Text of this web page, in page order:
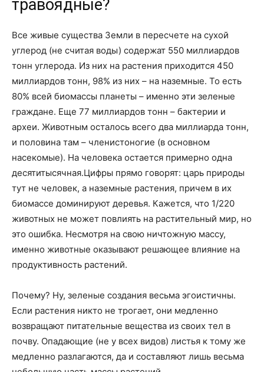
травоядные?
Все живые существа Земли в пересчете на сухой
углерод (не считая воды) содержат 550 миллиардов
тонн углерода. Из них на растения приходится 450
миллиардов тонн, 98% из них – на наземные. То есть
80% всей биомассы планеты – именно эти зеленые
граждане. Еще 77 миллиардов тонн – бактерии и
археи. Животным осталось всего два миллиарда тонн,
и половина там – членистоногие (в основном
насекомые). На человека остается примерно одна
десятитысячная.Цифры прямо говорят: царь природы
тут не человек, а наземные растения, причем в их
биомассе доминируют деревья. Кажется, что 1/220
животных не может повлиять на растительный мир, но
это ошибка. Несмотря на свою ничтожную массу,
именно животные оказывают решающее влияние на
продуктивность растений.
Почему? Ну, зеленые создания весьма эгоистичны.
Если растения никто не трогает, они медленно
возвращают питательные вещества из своих тел в
почву. Опадающие (не у всех видов) листья к тому же
медленно разлагаются, да и составляют лишь весьма